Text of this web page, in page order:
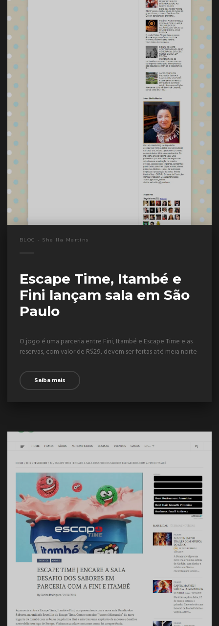
BLOG - Sheilla Martins
Escape Time, Itambé e
Fini lançam sala em São
Paulo
O jogo é uma parceria entre Fini, Itambé e Escape Time e as
reservas, com valor de R$29, devem ser feitas até meia noite
Saiba mais